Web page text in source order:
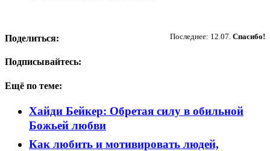
Последнее: 12.07. Спасибо!
Поделиться:
Подписывайтесь:
Ещё по теме:
Хайди Бейкер: Обретая силу в обильной
Божьей любви
Как любить и мотивировать людей,